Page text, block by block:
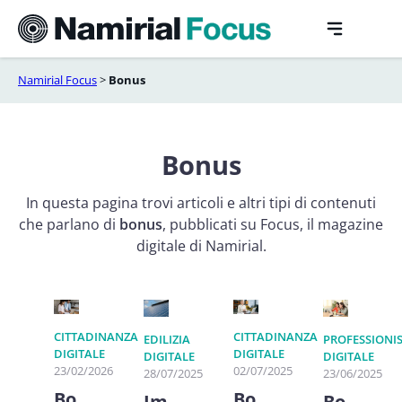
contenuto
Namirial Focus> Bonus
Bonus
In questa pagina trovi articoli e altri tipi di contenuti
che parlano di bonus, pubblicati su Focus, il magazine
digitale di Namirial.
CITTADINANZA
DIGITALE
23/02/2026
EDILIZIA
DIGITALE
28/07/2025
CITTADINANZA
DIGITALE
02/07/2025
DIGITALE
23/06/2025